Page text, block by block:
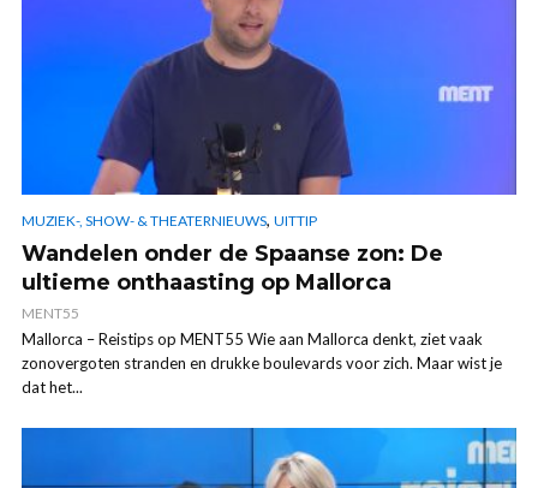
MUZIEK-, SHOW- & THEATERNIEUWS, UITTIP
Wandelen onder de Spaanse zon: De
ultieme onthaasting op Mallorca
MENT55
Mallorca – Reistips op MENT55 Wie aan Mallorca denkt, ziet vaak
zonovergoten stranden en drukke boulevards voor zich. Maar wist je
dat het...